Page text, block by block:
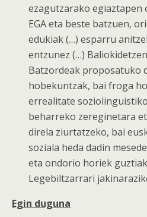
ezagutzarako egiaztapen
EGA eta beste batzuen,
edukiak (…) esparru
entzunez (…)
Batzordeak proposatuko
hobekuntzak, bai froga
errealitate
beharreko zereginetara
direla ziurtatzeko, bai
soziala heda dadin
eta ondorio horiek
Legebiltzarrari
Egin duguna